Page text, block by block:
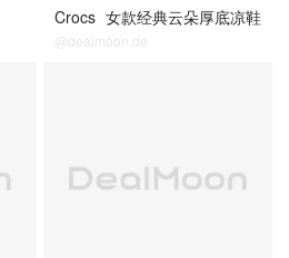
Crocs 女款经典云朵厚底凉鞋
@dealmoon.de